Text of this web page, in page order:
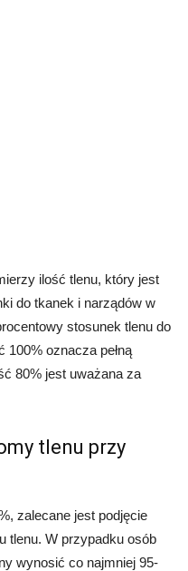
ilość tlenu, który jest
do tkanek i narządów w
stosunek tlenu do
100% oznacza pełną
80% jest uważana za
tlenu przy
zalecane jest podjęcie
tlenu. W przypadku osób
wynosić co najmniej 95-